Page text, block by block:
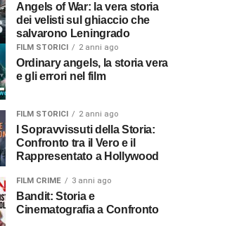
Angels of War: la vera storia
dei velisti sul ghiaccio che
salvarono Leningrado
FILM STORICI 2 anni ago
Ordinary angels, la storia vera
e gli errori nel film
FILM STORICI 2 anni ago
Confronto tra il Vero e il
Rappresentato a Hollywood
FILM CRIME 3 anni ago
Bandit: Storia e
Cinematografia a Confronto